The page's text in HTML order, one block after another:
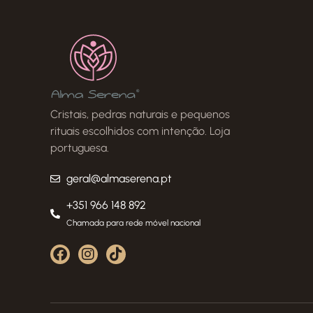
Cristais, pedras naturais e pequenos
rituais escolhidos com intenção. Loja
portuguesa.
geral@almaserena.pt
+351 966 148 892
Chamada para rede móvel nacional